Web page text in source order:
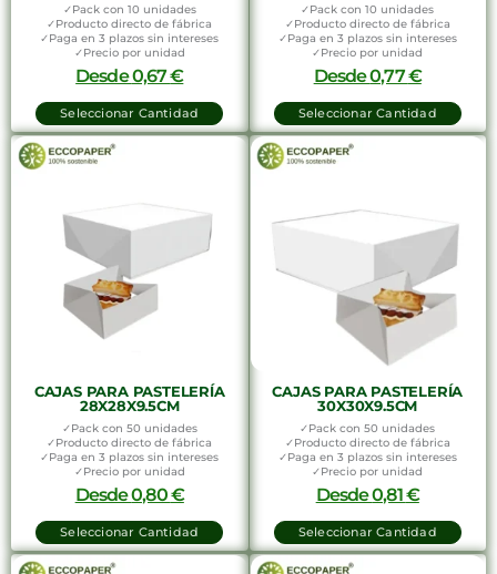
✓Pack con 10 unidades
✓Producto directo de fábrica
✓Paga en 3 plazos sin intereses
✓Precio por unidad
Desde0,67€
Seleccionar Cantidad
✓Pack con 10 unidades
✓Producto directo de fábrica
✓Paga en 3 plazos sin intereses
✓Precio por unidad
Desde0,77€
Seleccionar Cantidad
CAJAS PARA PASTELERÍA
28X28X9.5CM
✓Pack con 50 unidades
✓Producto directo de fábrica
✓Paga en 3 plazos sin intereses
✓Precio por unidad
Desde0,80€
Seleccionar Cantidad
CAJAS PARA PASTELERÍA
30X30X9.5CM
✓Pack con 50 unidades
✓Producto directo de fábrica
✓Paga en 3 plazos sin intereses
✓Precio por unidad
Desde0,81€
Seleccionar Cantidad